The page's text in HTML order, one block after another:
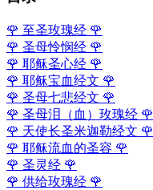
🌹 至圣玫瑰经 🌹
🌹 圣母怜悯经 🌹
🌹 耶稣圣心经 🌹
🌹 耶稣宝血经文 🌹
🌹 圣母七悲经文 🌹
🌹 圣母泪（血）玫瑰经 🌹
🌹 天使长圣米迦勒经文 🌹
🌹 耶稣流血的圣容 🌹
🌹 圣灵经 🌹
🌹 供给玫瑰经 🌹